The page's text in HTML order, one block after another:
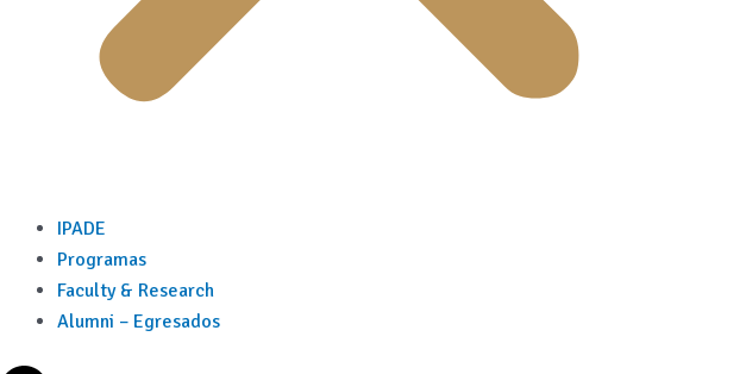
IPADE
Programas
Faculty & Research
Alumni – Egresados